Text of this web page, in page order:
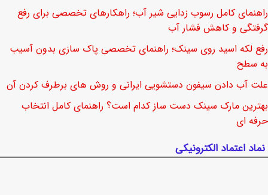
راهنمای کامل رسوب زدایی شیر آب؛ راهکارهای تخصصی برای رفع
گرفتگی و کاهش فشار آب
رفع لکه اسید روی سینک؛ راهنمای تخصصی پاک سازی بدون آسیب
به سطح
علت آب دادن سیفون دستشویی ایرانی و روش های برطرف کردن آن
بهترین مارک سینک دست ساز کدام است؟ راهنمای کامل انتخاب
حرفه ای
نماد اعتماد الکترونیکی